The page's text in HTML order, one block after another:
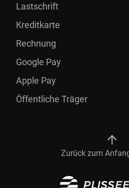
Zurück zum
Lastschrift
Kreditkarte
Rechnung
Google Pay
Apple Pay
Öffentliche Träger